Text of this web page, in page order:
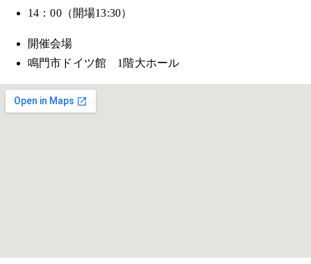
14：00（開場13:30）
開催会場
鳴門市ドイツ館 1階大ホール